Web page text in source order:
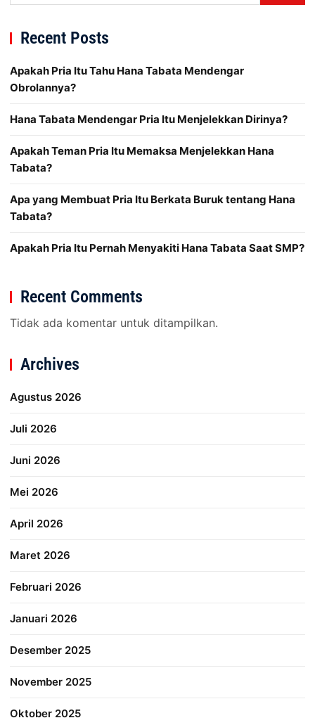
Recent Posts
Apakah Pria Itu Tahu Hana Tabata Mendengar
Obrolannya?
Hana Tabata Mendengar Pria Itu Menjelekkan Dirinya?
Apakah Teman Pria Itu Memaksa Menjelekkan Hana
Tabata?
Apa yang Membuat Pria Itu Berkata Buruk tentang Hana
Tabata?
Apakah Pria Itu Pernah Menyakiti Hana Tabata Saat SMP?
Recent Comments
Tidak ada komentar untuk ditampilkan.
Archives
Agustus 2026
Juli 2026
Juni 2026
Mei 2026
April 2026
Maret 2026
Februari 2026
Januari 2026
Desember 2025
November 2025
Oktober 2025